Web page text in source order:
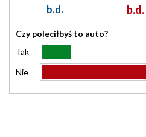
b.d. b.d.
Czy poleciłbyś to auto?
Tak
Nie